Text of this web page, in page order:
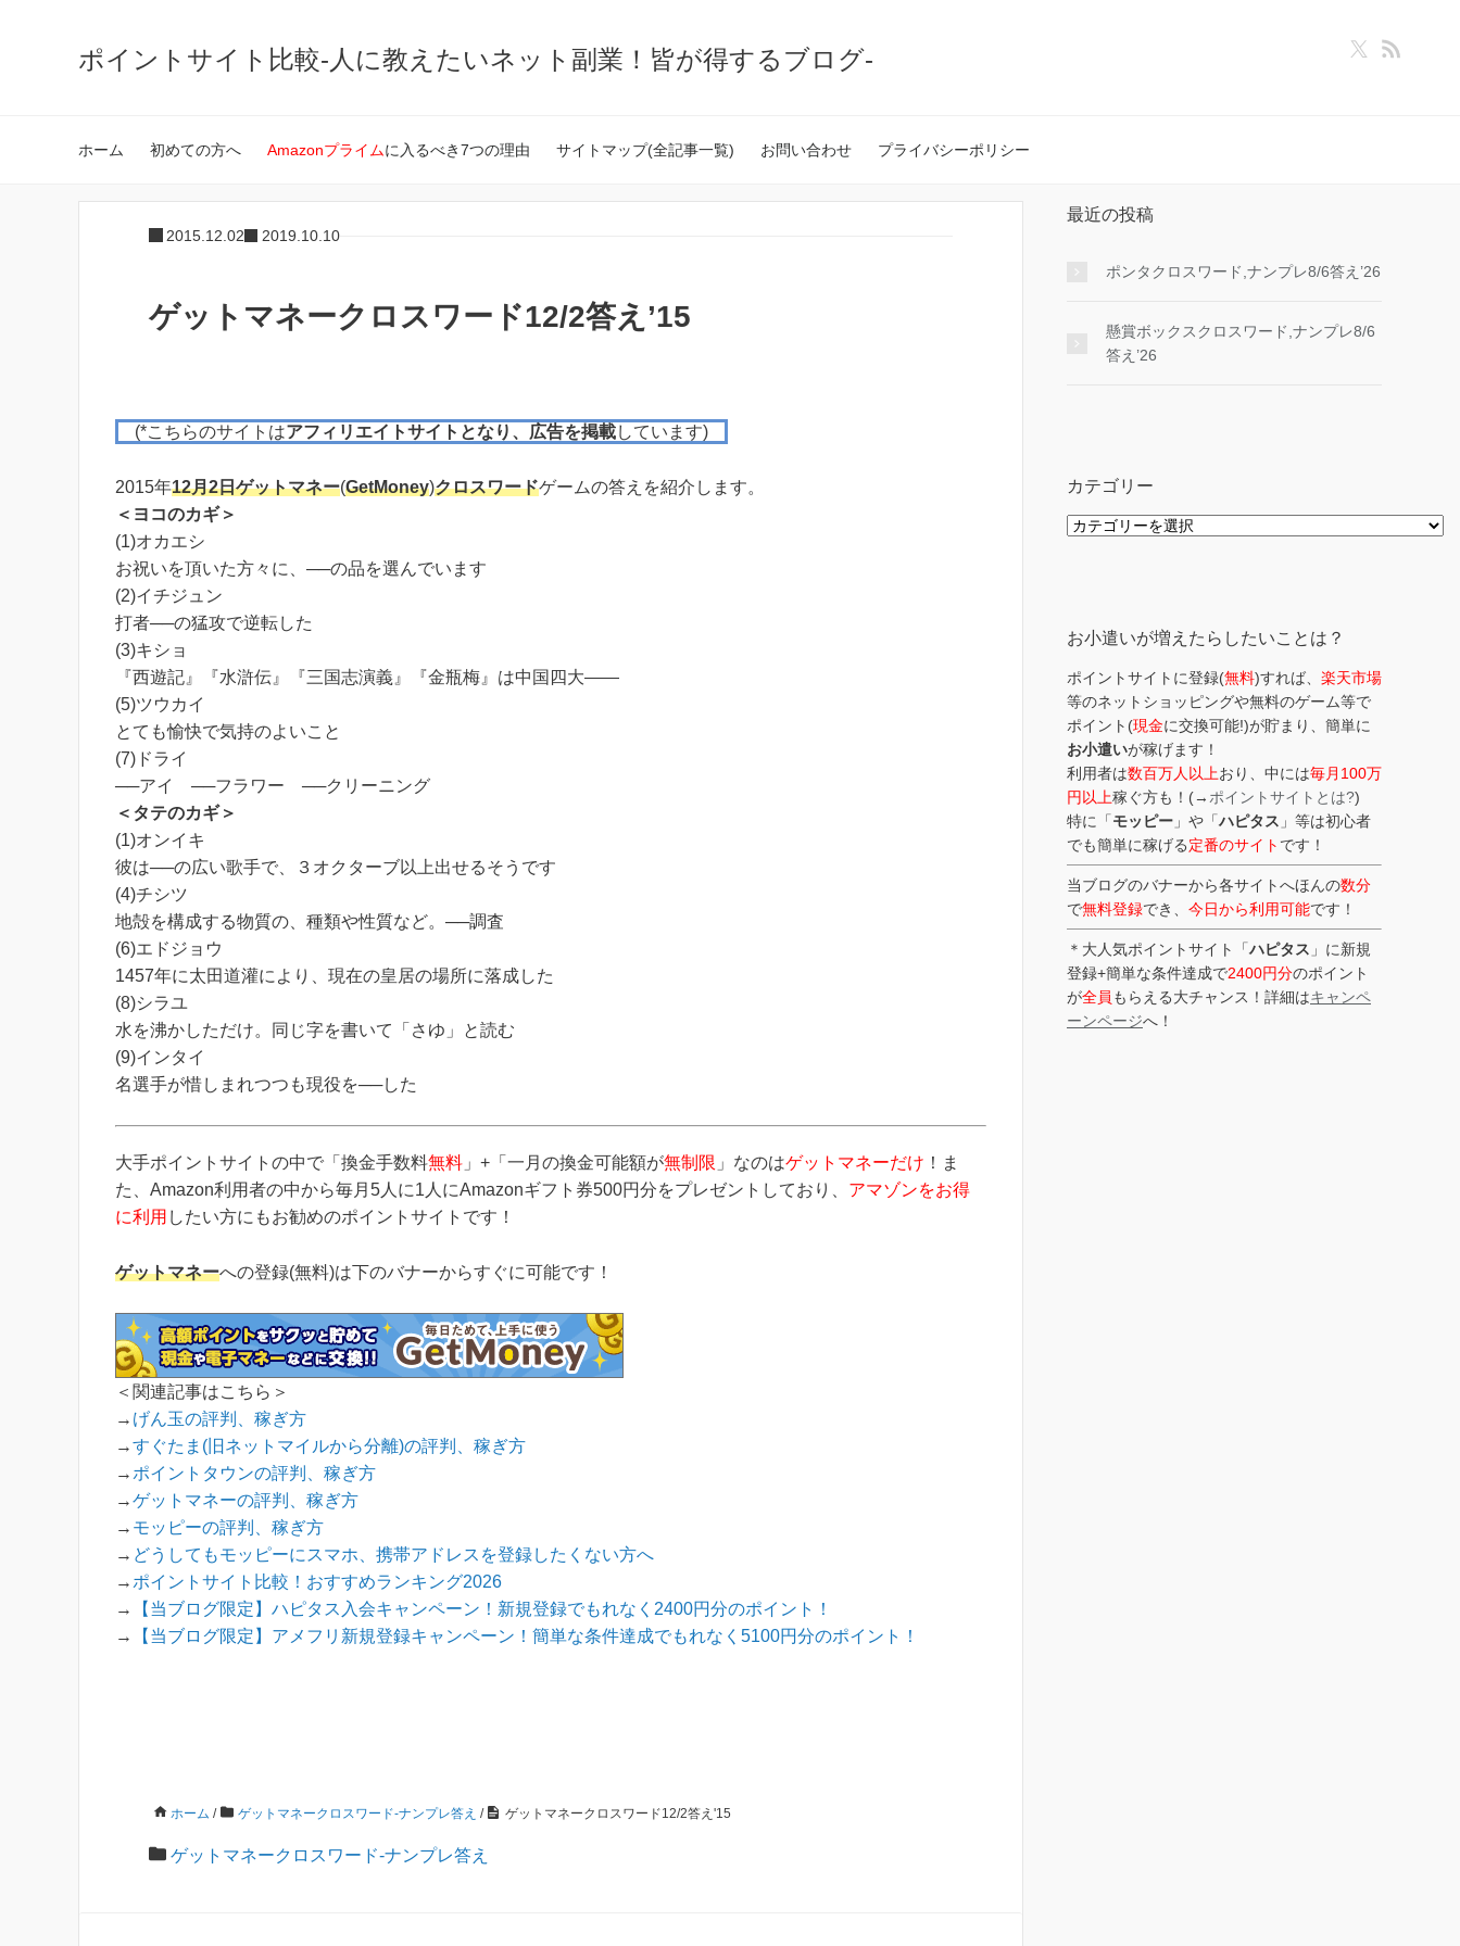
ポイントサイト比較-人に教えたいネット副業！皆が得するブログ-
ホーム 初めての方へ Amazonプライムに入るべき7つの理由 サイトマップ(全記事一覧) お問い合わせ プライバシーポリシー
2015.12.02 2019.10.10
ゲットマネークロスワード12/2答え’15
(*こちらのサイトはアフィリエイトサイトとなり、広告を掲載しています)
2015年12月2日ゲットマネー(GetMoney)クロスワードゲームの答えを紹介します。
＜ヨコのカギ＞
(1)オカエシ
お祝いを頂いた方々に、──の品を選んでいます
(2)イチジュン
打者──の猛攻で逆転した
(3)キショ
『西遊記』『水滸伝』『三国志演義』『金瓶梅』は中国四大――
(5)ツウカイ
とても愉快で気持のよいこと
(7)ドライ
──アイ ──フラワー ──クリーニング
＜タテのカギ＞
(1)オンイキ
彼は──の広い歌手で、３オクターブ以上出せるそうです
(4)チシツ
地殻を構成する物質の、種類や性質など。──調査
(6)エドジョウ
1457年に太田道灌により、現在の皇居の場所に落成した
(8)シラユ
水を沸かしただけ。同じ字を書いて「さゆ」と読む
(9)インタイ
名選手が惜しまれつつも現役を──した
大手ポイントサイトの中で「換金手数料無料 」+「一月の換金可能額が無制限 」なのはゲットマネーだけ ！ま
た、Amazon利用者の中から毎月5人に1人にAmazonギフト券500円分をプレゼントしており、 アマゾンをお得
に利用 したい方にもお勧めのポイントサイトです！
ゲットマネーへの登録(無料)は下のバナーからすぐに可能です！
＜関連記事はこちら＞
→ げん玉の評判、稼ぎ方
→すぐたま(旧ネットマイルから分離)の評判、稼ぎ方
→ ポイントタウンの評判、稼ぎ方
→ゲットマネーの評判、稼ぎ方
→ モッピーの評判、稼ぎ方
→ どうしてもモッピーにスマホ、携帯アドレスを登録したくない方へ
→ ポイントサイト比較！おすすめランキング2026
→
【当ブログ限定】ハピタス入会キャンペーン！新規登録でもれなく2400円分のポイント！
→
【当ブログ限定】アメフリ新規登録キャンペーン！簡単な条件達成でもれなく5100円分のポイント！
ホーム / ゲットマネークロスワード-ナンプレ答え / ゲットマネークロスワード12/2答え'15
ゲットマネークロスワード-ナンプレ答え
最近の投稿
ポンタクロスワード,ナンプレ8/6答え’26
懸賞ボックスクロスワード,ナンプレ8/6
答え’26
カテゴリー
カ
お小遣いが増えたらしたいことは？
ポイントサイトに登録(無料)すれば、 楽天市場
等のネットショッピングや無料のゲーム等で
ポイント(現金に交換可能!)が貯まり、簡単に
お小遣いが稼げます！
利用者は数百万人以上おり、中には毎月100万
円以上稼ぐ方も！(→ ポイントサイトとは?)
特に「モッピー 」や「ハピタス 」等は初心者
でも簡単に稼げる定番のサイト です！
当ブログのバナーから各サイトへほんの数分
で無料登録でき、 今日から利用可能です！
＊大人気ポイントサイト「ハピタス 」に新規
登録+簡単な条件達成で2400円分のポイント
が全員 もらえる大チャンス！詳細はキャンペ
ーンページへ！